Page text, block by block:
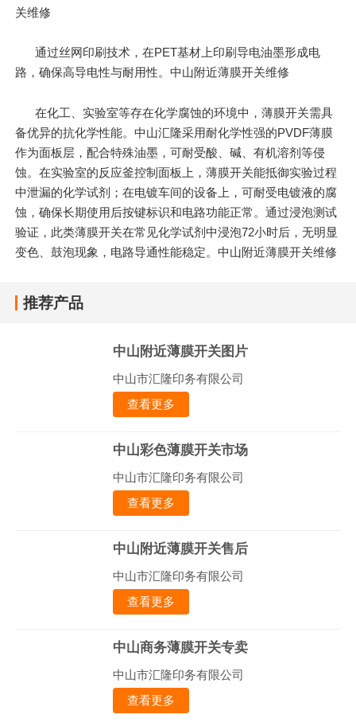
关维修
通过丝网印刷技术，在PET基材上印刷导电油墨形成电
路，确保高导电性与耐用性。中山附近薄膜开关维修
在化工、实验室等存在化学腐蚀的环境中，薄膜开关需具
备优异的抗化学性能。中山汇隆采用耐化学性强的PVDF薄膜
作为面板层，配合特殊油墨，可耐受酸、碱、有机溶剂等侵
蚀。在实验室的反应釜控制面板上，薄膜开关能抵御实验过程
中泄漏的化学试剂；在电镀车间的设备上，可耐受电镀液的腐
蚀，确保长期使用后按键标识和电路功能正常。通过浸泡测试
验证，此类薄膜开关在常见化学试剂中浸泡72小时后，无明显
变色、鼓泡现象，电路导通性能稳定。中山附近薄膜开关维修
推荐产品
中山附近薄膜开关图片
中山市汇隆印务有限公司
查看更多
中山彩色薄膜开关市场
中山市汇隆印务有限公司
查看更多
中山附近薄膜开关售后
中山市汇隆印务有限公司
查看更多
中山商务薄膜开关专卖
中山市汇隆印务有限公司
查看更多